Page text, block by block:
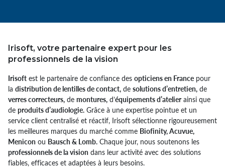
Irisoft, votre partenaire expert pour les
professionnels de la vision
Irisoft est le partenaire de confiance des opticiens en France pour
la distribution de lentilles de contact, de solutions d’entretien, de
verres correcteurs, de montures, d’équipements d’atelierainsi que
de produits d’audiologie. Grâce à une expertise pointue et un
service client centralisé et réactif, Irisoft sélectionne rigoureusement
les meilleures marques du marché comme Biofinity, Acuvue,
Menicon ou Bausch & Lomb. Chaque jour, nous soutenons les
professionnels de la vision dans leur activité avec des solutions
fiables, efficaces et adaptées à leurs besoins.